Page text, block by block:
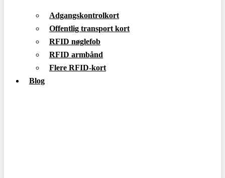
Adgangskontrolkort
Offentlig transport kort
RFID nøglefob
RFID armbånd
Flere RFID-kort
Blog